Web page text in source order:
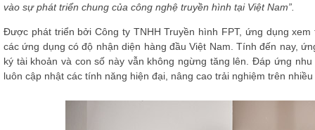
vào sự phát triển chung của công nghệ truyền hình tại Việt Nam”.
Được phát triển bởi Công ty TNHH Truyền hình FPT, ứng dụng
các ứng dụng có độ nhận diện hàng đầu Việt Nam. Tính đến nay,
ký tài khoản và con số này vẫn không ngừng tăng lên. Đáp ứng
luôn cập nhật các tính năng hiện đại, nâng cao trải nghiệm trên